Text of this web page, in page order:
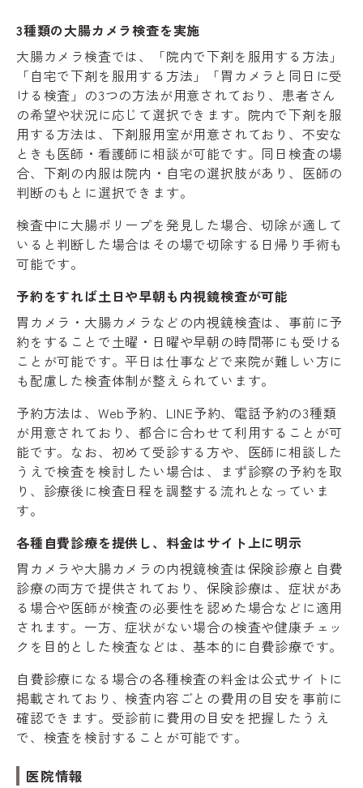
3種類の大腸カメラ検査を実施
大腸カメラ検査では、「院内で下剤を服用する方法」
「自宅で下剤を服用する方法」「胃カメラと同日に受
ける検査」の3つの方法が用意されており、患者さん
の希望や状況に応じて選択できます。院内で下剤を服
用する方法は、下剤服用室が用意されており、不安な
ときも医師・看護師に相談が可能です。同日検査の場
合、下剤の内服は院内・自宅の選択肢があり、医師の
判断のもとに選択できます。
検査中に大腸ポリープを発見した場合、切除が適して
いると判断した場合はその場で切除する日帰り手術も
可能です。
予約をすれば土日や早朝も内視鏡検査が可能
胃カメラ・大腸カメラなどの内視鏡検査は、事前に予
約をすることで土曜・日曜や早朝の時間帯にも受ける
ことが可能です。平日は仕事などで来院が難しい方に
も配慮した検査体制が整えられています。
予約方法は、Web予約、LINE予約、電話予約の3種類
が用意されており、都合に合わせて利用することが可
能です。なお、初めて受診する方や、医師に相談した
うえで検査を検討したい場合は、まず診察の予約を取
り、診療後に検査日程を調整する流れとなっていま
す。
各種自費診療を提供し、料金はサイト上に明示
胃カメラや大腸カメラの内視鏡検査は保険診療と自費
診療の両方で提供されており、保険診療は、症状があ
る場合や医師が検査の必要性を認めた場合などに適用
されます。一方、症状がない場合の検査や健康チェッ
クを目的とした検査などは、基本的に自費診療です。
自費診療になる場合の各種検査の料金は公式サイトに
掲載されており、検査内容ごとの費用の目安を事前に
確認できます。受診前に費用の目安を把握したうえ
で、検査を検討することが可能です。
医院情報